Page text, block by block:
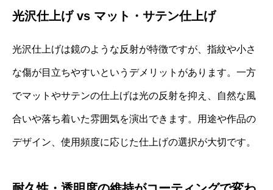
光沢仕上げ vs マット・サテン仕上げ
光沢仕上げは鏡のような反射が特徴ですが、指紋や小さ
な傷が目立ちやすいというデメリットがあります。一方
でマットやサテンの仕上げは光の反射を抑え、自然な風
合いや落ち着いた雰囲気を演出できます。用途や作品の
デザイン、使用頻度に応じた仕上げの選択が大切です。